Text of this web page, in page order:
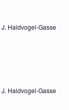
J. Haidvogel-Gasse
J. Haidvogel-Gasse